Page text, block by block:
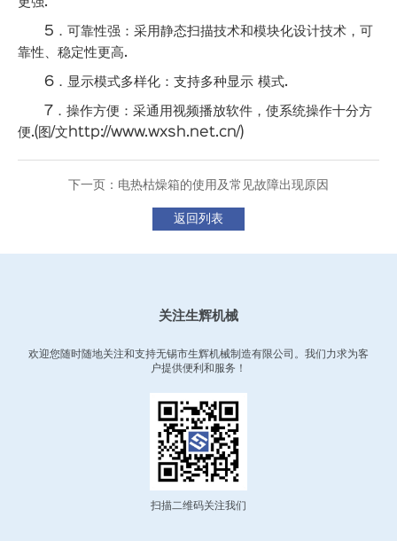
5．可靠性强：采用静态扫描技术和模块化设计技术，可
靠性、稳定性更高.
6．显示模式多样化：支持多种显示 模式.
7．操作方便：采通用视频播放软件，使系统操作十分方
便.(图/文http://www.wxsh.net.cn/)
下一页：电热枯燥箱的使用及常见故障出现原因
返回列表
关注生辉机械
欢迎您随时随地关注和支持无锡市生辉机械制造有限公司。我们力求为客
户提供便利和服务！
扫描二维码关注我们